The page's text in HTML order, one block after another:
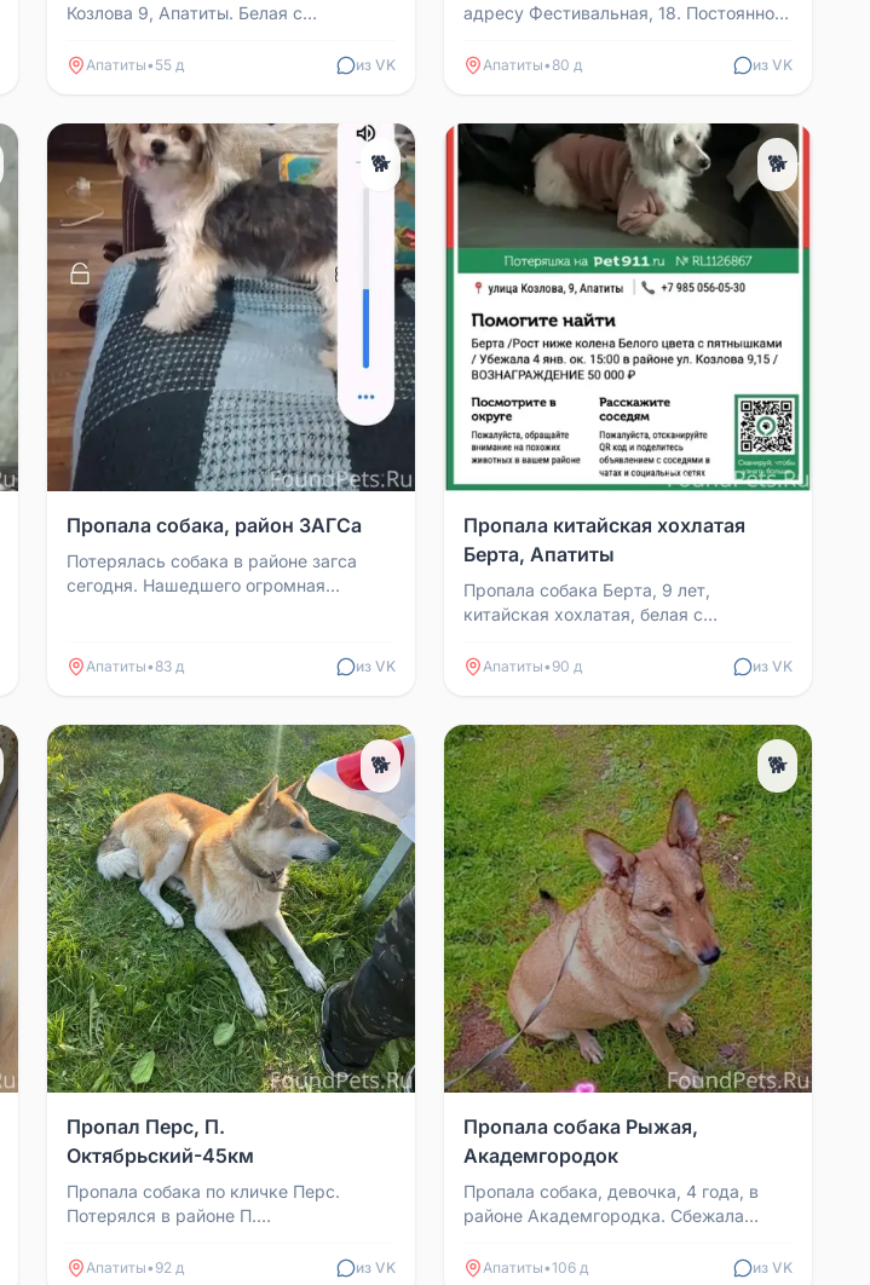
Козлова 9, Апатиты. Белая с
лет, рост ниже колена, но...
Апатиты• 55 д из VK
адресу Фестивальная, 18. Постоянно
будто ищет хозяина....
Апатиты• 80 д из VK
🐕
Пропала собака, район ЗАГСа
Потерялась собака в районе загса
сегодня. Нашедшего огромная
Апатиты• 83 д из VK
🐕
Пропала китайская хохлатая
Берта, Апатиты
Пропала собака Берта, 9 лет,
китайская хохлатая, белая с
Особые приметы: в свитере и ботин...
Апатиты• 90 д из VK
🐕
Пропал Перс, П.
Октябрьский-45км
Пропала собака по кличке Перс.
Потерялся в районе П.
время. Тел. 89522935050.
Апатиты• 92 д из VK
🐕
Пропала собака Рыжая,
Академгородок
Пропала собака, девочка, 4 года, в
районе Академгородка. Сбежала
последняя осталась в рука...
Апатиты•106 д из VK